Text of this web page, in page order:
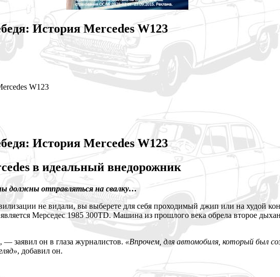
История Mercedes W123
W123
История Mercedes W123
в идеальный внедорожник
должны отправляться на свалку…
не видали, вы выберете для себя проходимый джип или на худой
Мерседес 1985 300TD. Машина из прошлого века обрела второе
, — заявил он в глаза журналистов. «Впрочем, для автомобиля, который был
, добавил он.